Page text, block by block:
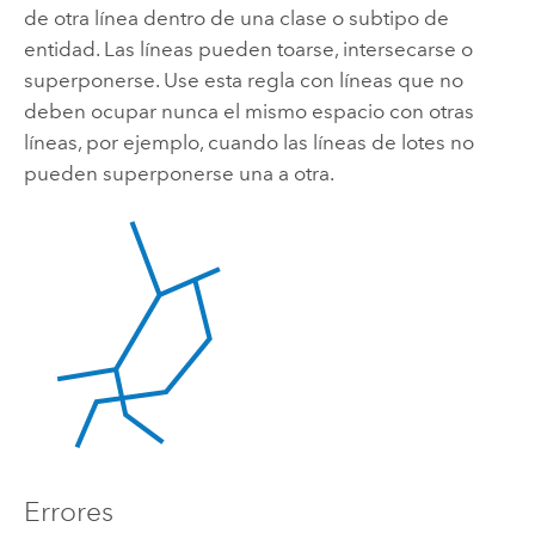
de otra línea dentro de una clase o subtipo de
entidad. Las líneas pueden toarse, intersecarse o
superponerse. Use esta regla con líneas que no
deben ocupar nunca el mismo espacio con otras
líneas, por ejemplo, cuando las líneas de lotes no
pueden superponerse una a otra.
Errores